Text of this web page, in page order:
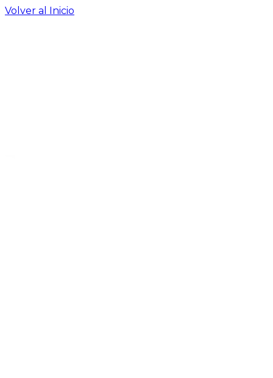
Volver al Inicio